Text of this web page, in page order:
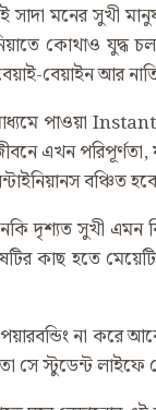
মনের সুখী
কোথাও যুদ্ধ
বেয়াইন আর
পাওয়া
এখন
দৃশ্যত সুখী এমন
কাছ হতে
না করে
সে স্টুডেন্ট